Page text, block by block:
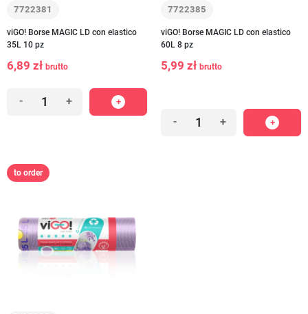
7722381
viGO! Borse MAGIC LD con elastico
35L 10 pz
6,89 zł brutto
- +
7722385
viGO! Borse MAGIC LD con elastico
60L 8 pz
5,99 zł brutto
- +
to order